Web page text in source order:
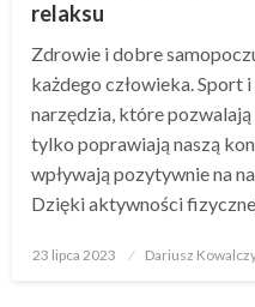
relaksu
Zdrowie i dobre
każdego człowieka. Sport
narzędzia, które
tylko poprawiają naszą
wpływają pozytywnie na
Dzięki aktywności
Opublikowane
23 lipca 2023 Dariusz